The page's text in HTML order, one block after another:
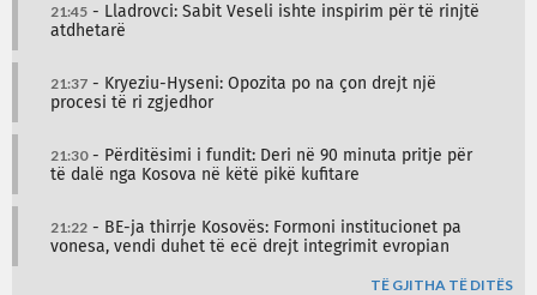
21:45 - Lladrovci: Sabit Veseli ishte inspirim për të rinjtë
atdhetarë
21:37 - Kryeziu-Hyseni: Opozita po na çon drejt një
procesi të ri zgjedhor
21:30- Përditësimi i fundit: Deri në 90 minuta pritje për
të dalë nga Kosova në këtë pikë kufitare
21:22 - BE-ja thirrje Kosovës: Formoni institucionet pa
vonesa, vendi duhet të ecë drejt integrimit evropian
TË GJITHA TË DITËS